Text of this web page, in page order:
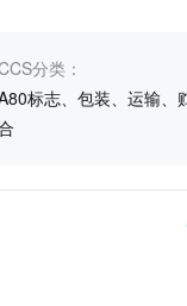
分类：
标志、包装、运输、